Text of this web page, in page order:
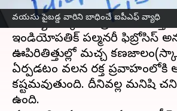
వయసు పైబడ్డ వారిని బాధించే ఐపీఎఫ్ వ్యాధి
50-70సంవత్సరాల మధ్య
సమస్య ఎక్కువగా ప్రభావితం
ఇండియోపతిక్ పల్మనరీ ఫిబ్రోసిస్
ఊపిరితిత్తుల్లో మచ్చ
ఏర్పడటం వలన రక్త ప్రవాహంలోకి
కష్టమవుతుంది. దీనివల్ల మనిషి
ఉంది.